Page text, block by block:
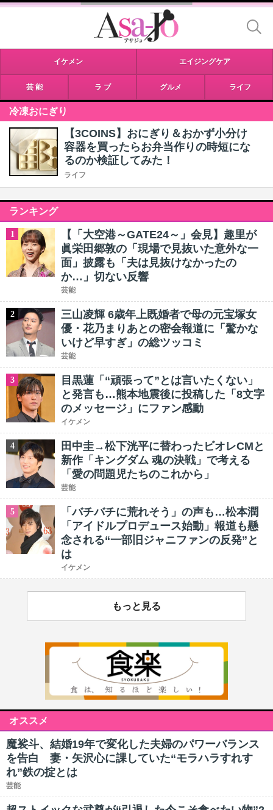
イケメン エイジングケア
芸 能 ラ ブ グルメ ライフ
冷凍おにぎり
【3COINS】おにぎり＆おかず小分け
容器を買ったらお弁当作りの時短にな
るのか検証してみた！
ライフ
ランキング
1
【「大空港～GATE24～」会見】趣里が
眞栄田郷敦の「現場で見抜いた意外な一
面」披露も「夫は見抜けなかったの
か…」切ない反響
芸能
2
三山凌輝 6歳年上既婚者で母の元宝塚女
優・花乃まりあとの密会報道に「驚かな
いけど早すぎ」の総ツッコミ
芸能
3
目黒蓮「“頑張って”とは言いたくない」
と発言も…熊本地震後に投稿した「8文字
のメッセージ」にファン感動
イケメン
4
田中圭→松下洸平に替わったビオレCMと
新作「キングダム 魂の決戦」で考える
「愛の問題児たちのこれから」
芸能
5
「バチバチに荒れそう」の声も…松本潤
「アイドルプロデュース始動」報道も懸
念される“一部旧ジャニファンの反発”と
は
イケメン
もっと見る
オススメ
魔裟斗、結婚19年で変化した夫婦のパワーバランス
を告白 妻・矢沢心に課していた“モラハラすれす
れ”鉄の掟とは
芸能